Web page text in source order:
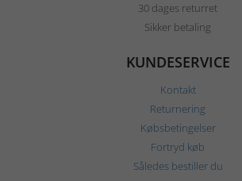
30 dages returret
Sikker betaling
KUNDESERVICE
Kontakt
Returnering
Købsbetingelser
Fortryd køb
Således bestiller du